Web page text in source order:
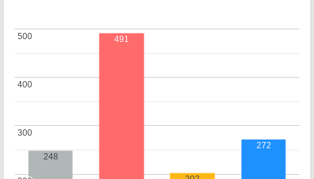
300
300
400
400
500
500
248
491
272